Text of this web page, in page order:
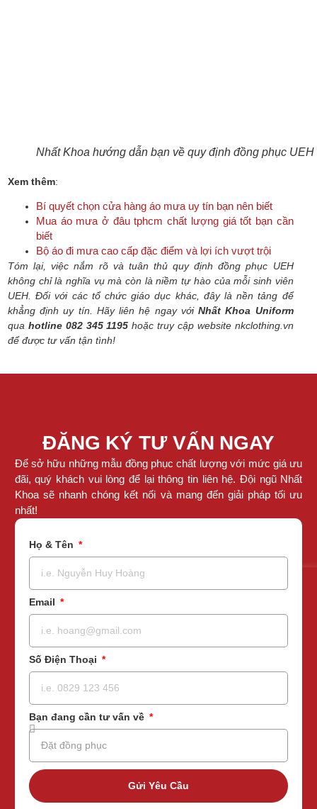
Nhất Khoa hướng dẫn bạn về quy định đồng phục UEH
Xem thêm:
Bí quyết chọn cửa hàng áo mưa uy tín bạn nên biết
Mua áo mưa ở đâu tphcm chất lượng giá tốt bạn cần
biết
Bộ áo đi mưa cao cấp đặc điểm và lợi ích vượt trội
Tóm lại, việc nắm rõ và tuân thủ quy định đồng phục UEH
không chỉ là nghĩa vụ mà còn là niềm tự hào của mỗi sinh viên
UEH. Đối với các tổ chức giáo dục khác, đây là nền tảng để
khẳng định uy tín. Hãy liên hệ ngay vớiNhất Khoa Uniform
qua hotline 082 345 1195 hoặc truy cập website nkclothing.vn
để được tư vấn tận tình!
ĐĂNG KÝ TƯ VẤN NGAY
Để sở hữu những mẫu đồng phục chất lượng với mức giá ưu
đãi, quý khách vui lòng để lại thông tin liên hệ. Đội ngũ Nhất
Khoa sẽ nhanh chóng kết nối và mang đến giải pháp tối ưu
nhất!
Họ & Tên
Email
Số Điện Thoại
Bạn đang cần tư vấn về
Gửi Yêu Cầu